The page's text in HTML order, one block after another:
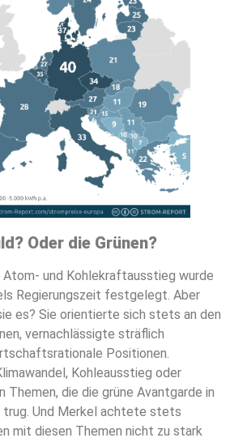
Oder die Grünen?
Atom- und Kohlekraftausstieg wurde
Regierungszeit festgelegt. Aber
es? Sie orientierte sich stets an den
vernachlässigte sträflich
Positionen.
Kohleausstieg oder
Themen, die die grüne Avantgarde in
trug. Und Merkel achtete stets
mit diesen Themen nicht zu stark